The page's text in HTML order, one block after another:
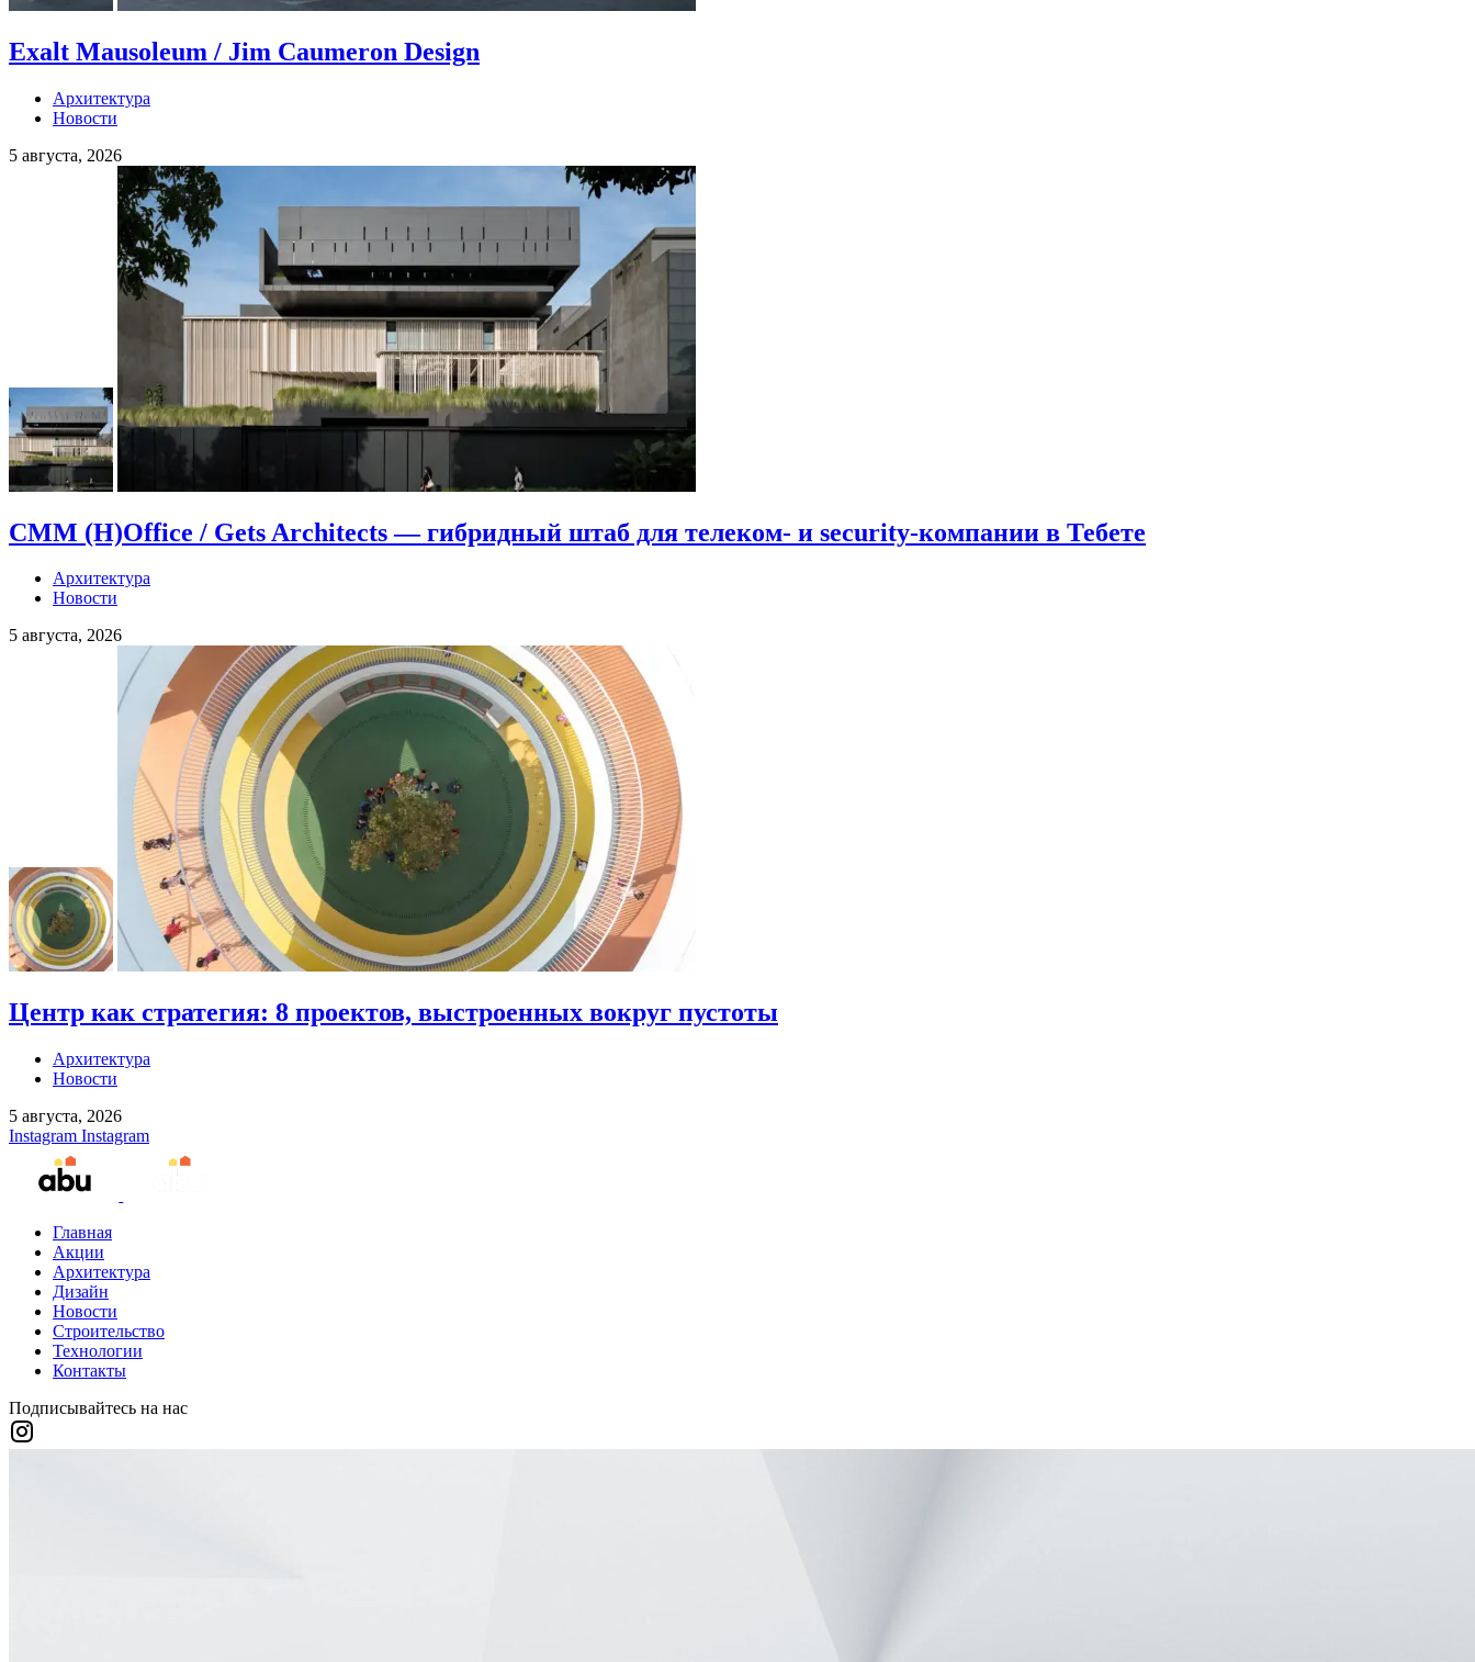
Exalt Mausoleum / Jim Caumeron Design
Архитектура
Новости
5 августа, 2026
CMM (H)Office / Gets Architects — гибридный штаб для телеком- и security-компании в Тебете
Архитектура
Новости
5 августа, 2026
Центр как стратегия: 8 проектов, выстроенных вокруг пустоты
Архитектура
Новости
5 августа, 2026
Instagram Instagram
Главная
Акции
Архитектура
Дизайн
Новости
Строительство
Технологии
Контакты
Подписывайтесь на нас